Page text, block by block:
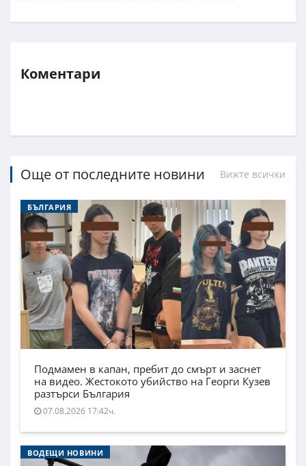
Коментари
Още от последните новини Вижте всички
БЪЛГАРИЯ
Подмамен в капан, пребит до смърт и заснет
на видео. Жестокото убийство на Георги Кузев
разтърси България
07.08.2026 17:42ч.
ВОДЕЩИ НОВИНИ